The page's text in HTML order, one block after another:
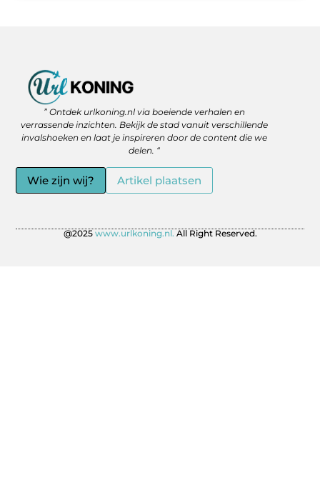
” Ontdek urlkoning.nl via boeiende verhalen en
verrassende inzichten. Bekijk de stad vanuit verschillende
invalshoeken en laat je inspireren door de content die we
delen. “
Wie zijn wij? Artikel plaatsen
@2025www.urlkoning.nl.All Right Reserved.